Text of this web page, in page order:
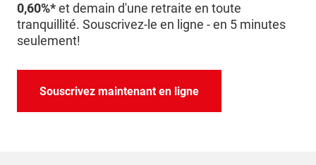
0,60%*et demain d'une retraite en toute
tranquillité. Souscrivez-le en ligne - en 5 minutes
seulement!
Souscrivez maintenant en ligne